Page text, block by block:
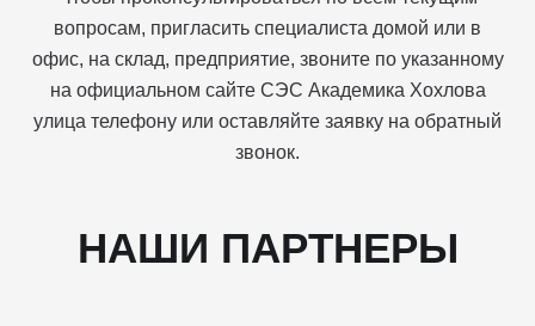
вопросам, пригласить специалиста домой или в
офис, на склад, предприятие, звоните по указанному
на официальном сайте СЭС Академика Хохлова
улица телефону или оставляйте заявку на обратный
звонок.
НАШИ ПАРТНЕРЫ